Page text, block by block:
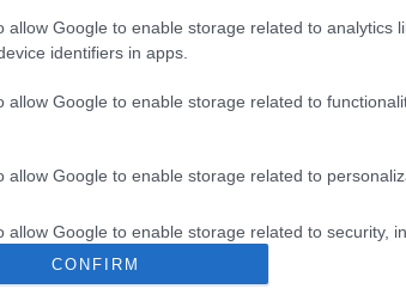
allow Google to enable storage related to analytics
identifiers in apps.
allow Google to enable storage related to
allow Google to enable storage related to
allow Google to enable storage related to security,
functionality and fraud prevention, and other
CONFIRM